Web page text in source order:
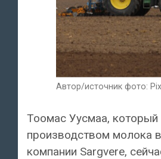
Автор/источник фото:
Тоомас Уусмаа, который
производством молока
компании Sargvere,